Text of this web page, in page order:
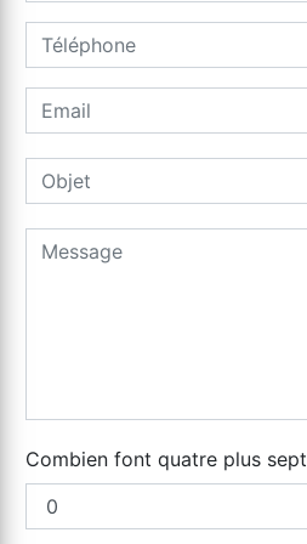
Combien font quatre plus sept